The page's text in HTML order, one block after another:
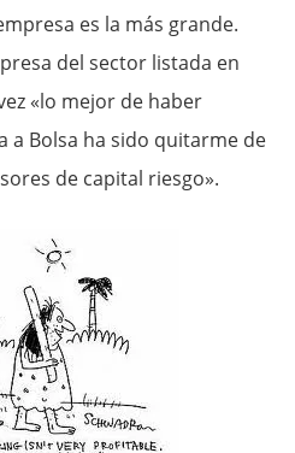
es la más grande.
del sector listada en
«lo mejor de haber
a Bolsa ha sido quitarme de
de capital riesgo».